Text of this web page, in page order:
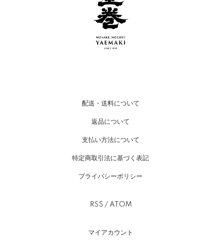
配送・送料について
返品について
支払い方法について
特定商取引法に基づく表記
プライバシーポリシー
RSS / ATOM
マイアカウント